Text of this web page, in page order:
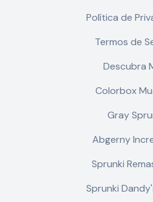
Política de
Termos de
Descubra
Colorbox
Gray
Abgerny
Sprunki
Sprunki